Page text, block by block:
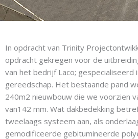
In opdracht van Trinity
opdracht gekregen voor de
van het bedrijf Laco; gespecialiseerd
gereedschap. Het bestaande pand
240m2 nieuwbouw die we voorzien
van142 mm. Wat dakbedekking
tweelaags systeem aan, als
gemodificeerde gebitumineerde